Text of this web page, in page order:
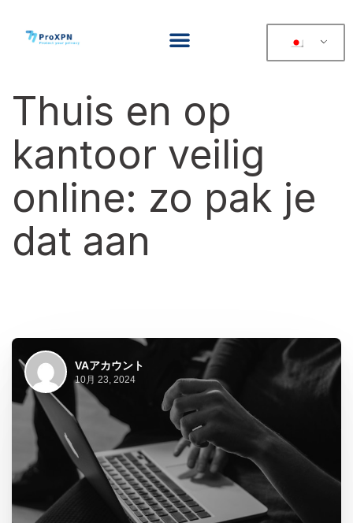
Thuis en op
kantoor veilig
online: zo pak je
dat aan
VAアカウント
10月 23, 2024